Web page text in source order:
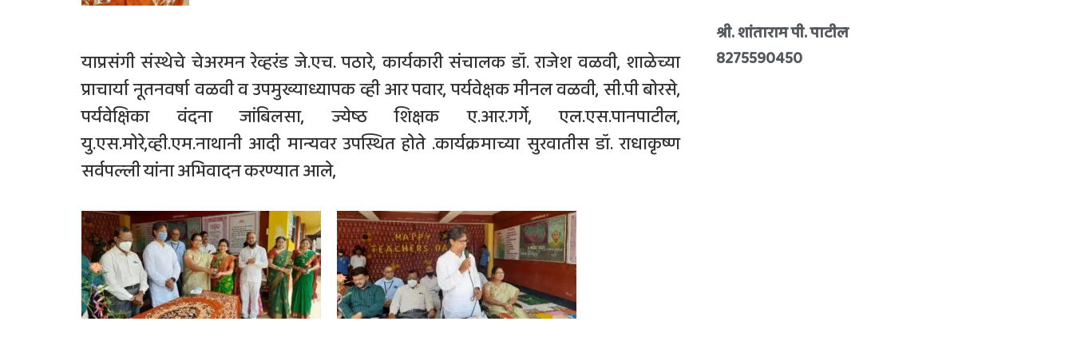
याप्रसंगी संस्थेचे चेअरमन रेव्हरंड जे.एच. पठारे, कार्यकारी संचालक डॉ. राजेश वळवी, शाळेच्या
प्राचार्या नूतनवर्षा वळवी व उपमुख्याध्यापक व्ही आर पवार, पर्यवेक्षक मीनल वळवी, सी.पी बोरसे,
पर्यवेक्षिका वंदना जांबिलसा, ज्येष्ठ शिक्षक ए.आर.गर्गे, एल.एस.पानपाटील,
यु.एस.मोरे,व्ही.एम.नाथानी आदी मान्यवर उपस्थित होते .कार्यक्रमाच्या सुरवातीस डॉ. राधाकृष्ण
सर्वपल्ली यांना अभिवादन करण्यात आले,
श्री. शांताराम पी. पाटील
8275590450